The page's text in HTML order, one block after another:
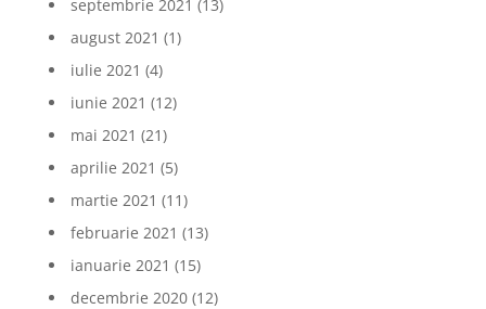
septembrie 2021 (13)
august 2021 (1)
iulie 2021 (4)
iunie 2021 (12)
mai 2021 (21)
aprilie 2021 (5)
martie 2021 (11)
februarie 2021 (13)
ianuarie 2021 (15)
decembrie 2020(12)